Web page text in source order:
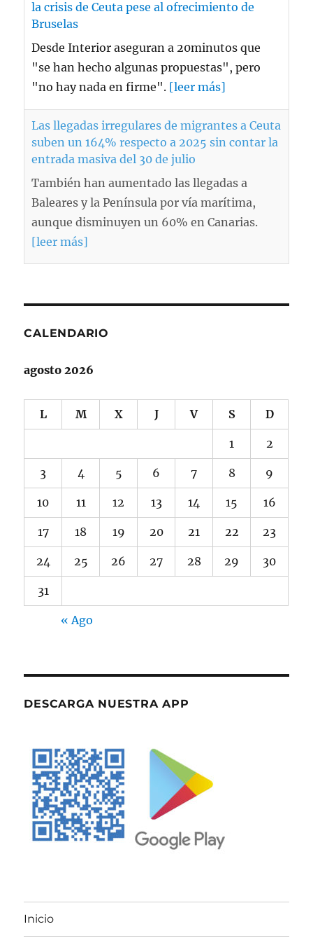
la crisis de Ceuta pese al ofrecimiento de
Bruselas
Desde Interior aseguran a 20minutos que
"se han hecho algunas propuestas", pero
"no hay nada en firme". [leer más]
Las llegadas irregulares de migrantes a Ceuta
suben un 164% respecto a 2025 sin contar la
entrada masiva del 30 de julio
También han aumentado las llegadas a
Baleares y la Península por vía marítima,
aunque disminuyen un 60% en Canarias.
[leer más]
CALENDARIO
agosto 2026
L M X J V S D
1 2
3 4 5 6 7 8 9
10 11 12 13 14 15 16
17 18 19 20 21 22 23
24 25 26 27 28 29 30
31
« Ago
DESCARGA NUESTRA APP
Inicio